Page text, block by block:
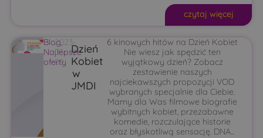
czytaj więcej
Blog,
Najlepsze
oferty
2023-
03-
09
Dzień
Kobiet
w
JMDI
6 kinowych hitów na Dzień Kobiet
Nie wiesz jak spędzić ten
wyjątkowy dzień? Zobacz
zestawienie naszych
najciekawszych propozycji VOD
wybranych specjalnie dla Ciebie.
Mamy dla Was filmowe biografie
wybitnych kobiet, przezabawne
komedie, rozczulające historie
oraz błyskotliwą sensację. DNA...